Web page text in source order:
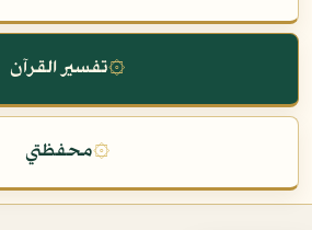
۞تفسير القرآن
۞محفظتي